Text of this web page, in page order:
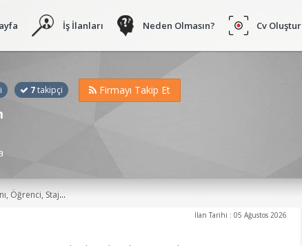
İş İlanları Neden Olmasın? Cv Oluştur
7takipçi Firmayı Takip Et
Sorumlusu, Personel, Anketör, Kamuoyu Araştırmacısı İş İlanları
İlan Tarihi : 05 Ağustos 2026